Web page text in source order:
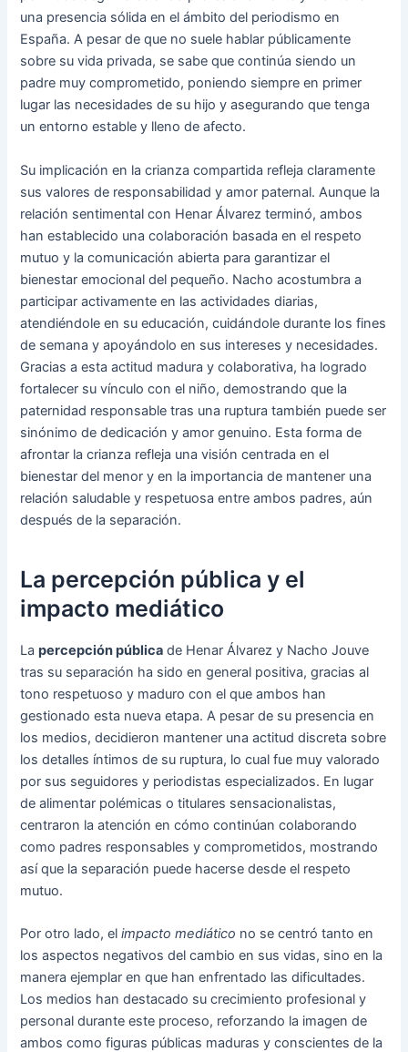
una presencia sólida en el ámbito del periodismo en
España. A pesar de que no suele hablar públicamente
sobre su vida privada, se sabe que continúa siendo un
padre muy comprometido, poniendo siempre en primer
lugar las necesidades de su hijo y asegurando que tenga
un entorno estable y lleno de afecto.
Su implicación en la crianza compartida refleja claramente
sus valores de responsabilidad y amor paternal. Aunque la
relación sentimental con Henar Álvarez terminó, ambos
han establecido una colaboración basada en el respeto
mutuo y la comunicación abierta para garantizar el
bienestar emocional del pequeño. Nacho acostumbra a
participar activamente en las actividades diarias,
atendiéndole en su educación, cuidándole durante los fines
de semana y apoyándolo en sus intereses y necesidades.
Gracias a esta actitud madura y colaborativa, ha logrado
fortalecer su vínculo con el niño, demostrando que la
paternidad responsable tras una ruptura también puede ser
sinónimo de dedicación y amor genuino. Esta forma de
afrontar la crianza refleja una visión centrada en el
bienestar del menor y en la importancia de mantener una
relación saludable y respetuosa entre ambos padres, aún
después de la separación.
La percepción pública y el
impacto mediático
Lapercepción pública de Henar Álvarez y Nacho Jouve
tras su separación ha sido en general positiva, gracias al
tono respetuoso y maduro con el que ambos han
gestionado esta nueva etapa. A pesar de su presencia en
los medios, decidieron mantener una actitud discreta sobre
los detalles íntimos de su ruptura, lo cual fue muy valorado
por sus seguidores y periodistas especializados. En lugar
de alimentar polémicas o titulares sensacionalistas,
centraron la atención en cómo continúan colaborando
como padres responsables y comprometidos, mostrando
así que la separación puede hacerse desde el respeto
mutuo.
Por otro lado, elimpacto mediático no se centró tanto en
los aspectos negativos del cambio en sus vidas, sino en la
manera ejemplar en que han enfrentado las dificultades.
Los medios han destacado su crecimiento profesional y
personal durante este proceso, reforzando la imagen de
ambos como figuras públicas maduras y conscientes de la